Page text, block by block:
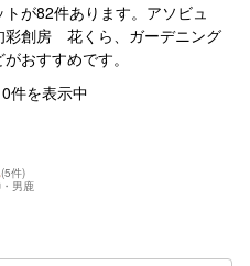
が82件あります。アソビュ
彩創房 花くら、ガーデニング
おすすめです。
件を表示中
(5件)
男鹿